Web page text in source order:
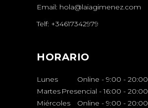
Email: hola@laiagimenez.com
Telf: +34617342979
HORARIO
Lunes Online - 9:00 - 20:00
Martes Presencial - 16:00 - 20:00
Miércoles
Online - 9:00 - 20:00